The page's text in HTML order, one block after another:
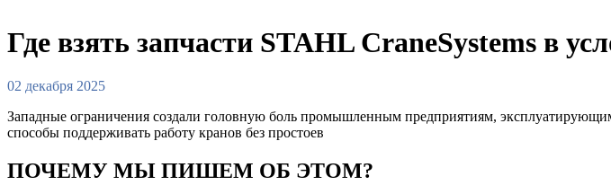
Где взять запчасти STAHL CraneSystems в
02 декабря 2025
Западные ограничения создали головную боль промышленным предприятиям,
способы поддерживать работу кранов без простоев
ПОЧЕМУ МЫ ПИШЕМ ОБ ЭТОМ?